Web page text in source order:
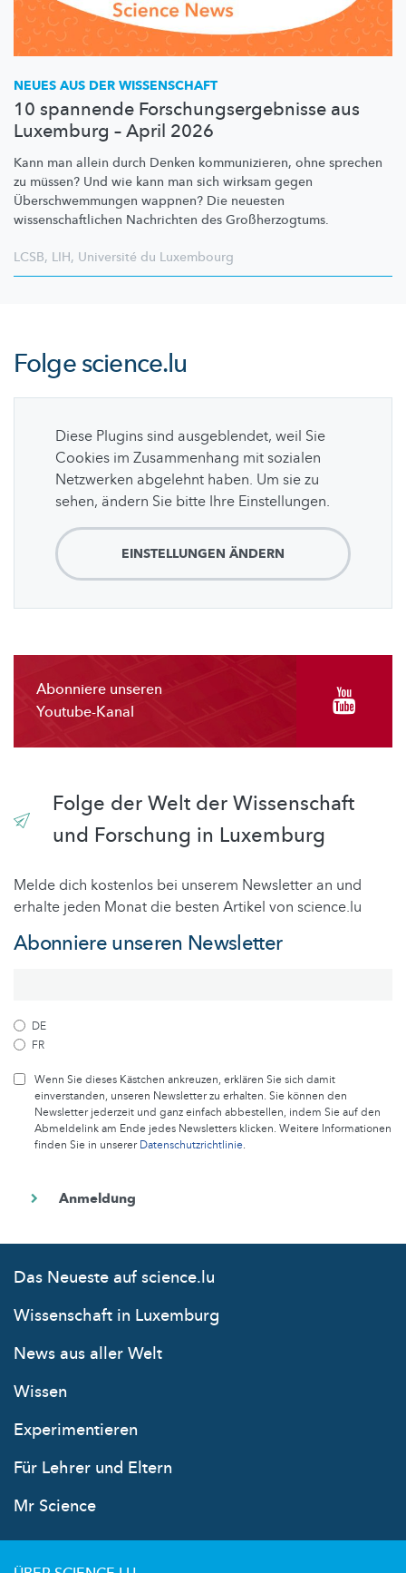
NEUES AUS DER WISSENSCHAFT
10 spannende Forschungsergebnisse aus
Luxemburg – April 2026
Kann man allein durch Denken kommunizieren, ohne sprechen
zu müssen? Und wie kann man sich wirksam gegen
Überschwemmungen wappnen? Die neuesten
wissenschaftlichen Nachrichten des Großherzogtums.
LCSB, LIH, Université du Luxembourg
Folgescience.lu
Diese Plugins sind ausgeblendet, weil Sie
Cookies im Zusammenhang mit sozialen
Netzwerken abgelehnt haben. Um sie zu
sehen, ändern Sie bitte Ihre Einstellungen.
EINSTELLUNGEN ÄNDERN
Abonniere unseren
Youtube-Kanal
Folge der Welt der Wissenschaft
und Forschung in Luxemburg
Melde dich kostenlos bei unserem Newsletter an und
erhalte jeden Monat die besten Artikel von science.lu
Abonniere unseren Newsletter
DE
FR
Wenn Sie dieses Kästchen ankreuzen, erklären Sie sich damit
einverstanden, unseren Newsletter zu erhalten. Sie können den
Newsletter jederzeit und ganz einfach abbestellen, indem Sie auf den
Abmeldelink am Ende jedes Newsletters klicken. Weitere Informationen
finden Sie in unsererDatenschutzrichtlinie.
Das Neueste auf science.lu
Wissenschaft in Luxemburg
News aus aller Welt
Wissen
Experimentieren
Für Lehrer und Eltern
Mr Science